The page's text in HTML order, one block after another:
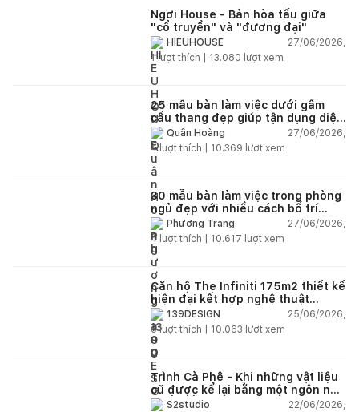
Loại nhà: Biệt thự
Nguồn: Homedeedee
*Để lại thông tin trong box dưới đây,
bạn kết nối đơn vị thiết kế - thi công phù hợp và nhanh
Ngơi House - Bản hòa tấu giữa
"cổ truyền" và "đương đại"
HIEUHOUSE
27/06/2026,
1lượt thích | 13.080 lượt xem
25 mẫu bàn làm việc dưới gầm
cầu thang đẹp giúp tận dụng diện
tích tưởng chừng bị bỏ quên
Quân Hoàng
27/06/2026,
4lượt thích | 10.369 lượt xem
30 mẫu bàn làm việc trong phòng
ngủ đẹp với nhiều cách bố trí
thông minh cho mọi diện tích
Phương Trang
27/06/2026,
4 lượt thích | 10.617 lượt xem
Căn hộ The Infiniti 175m2 thiết kế
hiện đại kết hợp nghệ thuật
Modern Art đầy cảm xúc
139DESIGN
25/06/2026,
6lượt thích | 10.063 lượt xem
Trình Cà Phê - Khi những vật liệu
cũ được kể lại bằng một ngôn ngữ
thiết kế mới
S2studio
22/06/2026,